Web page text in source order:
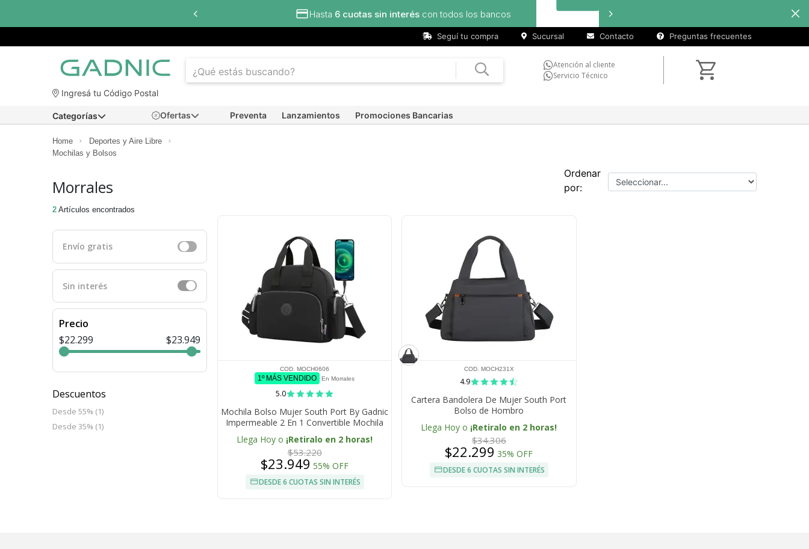
Hasta 6 cuotas sin interés con todos los bancos
Seguí tu compra Sucursal Contacto Preguntas frecuentes
Atención al cliente
Servicio Técnico
Ingresá tu Código Postal
Ofertas Preventa Lanzamientos Promociones Bancarias
Categorías
Home
Deportes y Aire Libre
Mochilas y Bolsos
Morrales
2 Artículos encontrados
Envío gratis
Sin interés
Precio
$22.299
$23.949
Descuentos
Desde 55% (1)
Desde 35% (1)
Ordenar
por:
COD. MOCH0606
1º MÁS VENDIDO En Morrales
5.0
Mochila Bolso Mujer South Port By Gadnic
Impermeable 2 En 1 Convertible Mochila
Bandolera Nylon Negro Gran Capacidad
Llega Hoy o ¡Retiralo en 2 horas!
$53.220
$23.949 55% OFF
DESDE 6 CUOTAS SIN INTERÉS
COD. MOCH231X
4.9
Cartera Bandolera De Mujer South Port
Bolso de Hombro
Llega Hoy o ¡Retiralo en 2 horas!
$34.306
$22.299 35% OFF
DESDE 6 CUOTAS SIN INTERÉS